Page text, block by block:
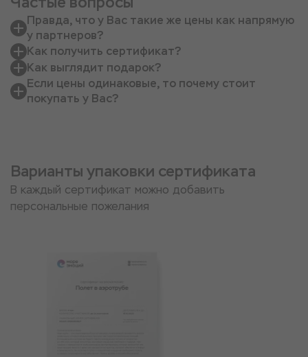
Правда, что у Вас такие же цены как напрямую
у партнеров?
Как получить сертификат?
Как выглядит подарок?
Если цены одинаковые, то почему стоит
покупать у Вас?
Варианты упаковки сертификата
В каждый сертификат можно добавить
персональные пожелания